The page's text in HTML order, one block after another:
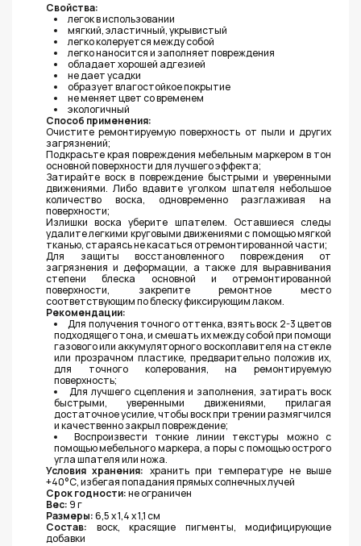
Свойства:
легок в использовании
мягкий, эластичный, укрывистый
легко колеруется между собой
легко наносится и заполняет повреждения
обладает хорошей адгезией
не дает усадки
образует влагостойкое покрытие
не меняет цвет со временем
экологичный
Способ применения:
Очистите ремонтируемую поверхность от пыли и других
загрязнений;
Подкрасьте края повреждения мебельным маркером в тон
основной поверхности для лучшего эффекта;
Затирайте воск в повреждение быстрыми и уверенными
движениями. Либо вдавите уголком шпателя небольшое
количество воска, одновременно разглаживая на
поверхности;
Излишки воска уберите шпателем. Оставшиеся следы
удалите легкими круговыми движениями с помощью мягкой
тканью, стараясь не касаться отремонтированной части;
Для защиты восстановленного повреждения от
загрязнения и деформации, а также для выравнивания
степени блеска основной и отремонтированной
поверхности, закрепите ремонтное место
соответствующим по блеску фиксирующим лаком.
Рекомендации:
Для получения точного оттенка, взять воск 2-3 цветов
подходящего тона, и смешать их между собой при помощи
газового или аккумуляторного воскоплавителя на стекле
или прозрачном пластике, предварительно положив их,
для точного колерования, на ремонтируемую
поверхность;
Для лучшего сцепления и заполнения, затирать воск
быстрыми, уверенными движениями, прилагая
достаточное усилие, чтобы воск при трении размягчился
и качественно закрыл повреждение;
Воспроизвести тонкие линии текстуры можно с
помощью мебельного маркера, а поры с помощью острого
угла шпателя или ножа.
Условия хранения: хранить при температуре не выше
+40°С, избегая попадания прямых солнечных лучей
Срок годности:не ограничен
Вес:9 г
Размеры:6,5 х 1,4 х 1,1 см
Состав: воск, красящие пигменты, модифицирующие
добавки